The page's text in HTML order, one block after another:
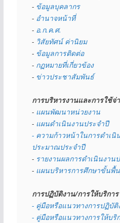
- ข้อมูลบุคลากร
- อำนาจหน้าที่
- อ.ก.ค.ศ.
- วิสัยทัศน์ ค่านิยม
- ข้อมูลการติดต่อ
- กฏหมายที่เกี่ยวข้อง
- ข่าวประชาสัมพันธ์
การบริหารงานและการใช้จ่
- แผนพัฒนาหน่วยงาน
- แผนดำเนินงานประจำปี
- ความก้าวหน้าในการดำเนิ
ประมาณประจำปี
- รายงานผลการดำเนินงาน
- แผนบริหารการศึกษาขั้นพื้
การปฏิบัติงาน/การให้บริการ
- คู่มือหรือแนวทางการปฏิบัติ
- คู่มือหรือแนวทางการให้บริ